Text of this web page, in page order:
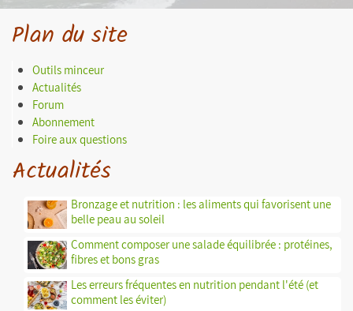
Plan du site
Outils minceur
Actualités
Forum
Abonnement
Foire aux questions
Actualités
Bronzage et nutrition : les aliments qui favorisent une
belle peau au soleil
Comment composer une salade équilibrée : protéines,
fibres et bons gras
Les erreurs fréquentes en nutrition pendant l'été (et
comment les éviter)